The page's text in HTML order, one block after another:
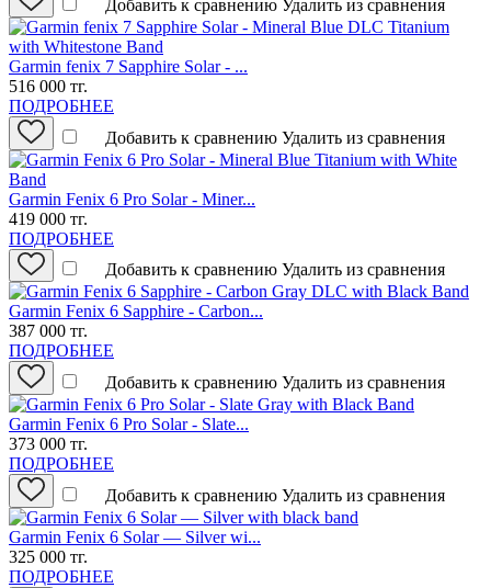
Добавить к сравнению Удалить из сравнения
Garmin fenix 7 Sapphire Solar - ...
516 000 тг.
ПОДРОБНЕЕ
Добавить к сравнению Удалить из сравнения
Garmin Fenix 6 Pro Solar - Miner...
419 000 тг.
ПОДРОБНЕЕ
Добавить к сравнению Удалить из сравнения
Garmin Fenix 6 Sapphire - Carbon...
387 000 тг.
ПОДРОБНЕЕ
Добавить к сравнению Удалить из сравнения
Garmin Fenix 6 Pro Solar - Slate...
373 000 тг.
ПОДРОБНЕЕ
Добавить к сравнению Удалить из сравнения
Garmin Fenix 6 Solar — Silver wi...
325 000 тг.
ПОДРОБНЕЕ